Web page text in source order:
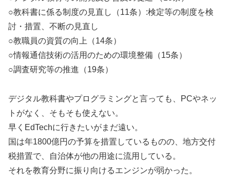
○教科書に係る制度の見直し（11条）:検定等の制度を検
討・措置、不断の見直し
○教職員の資質の向上（14条）
○情報通信技術の活用のための環境整備（15条）
○調査研究等の推進（19条）
デジタル教科書やプログラミングと言っても、PCやネッ
トがなく、そもそも使えない。
早くEdTechに行きたいがまだ遠い。
国は年1800億円の予算を措置しているものの、地方交付
税措置で、自治体が他の用途に流用している。
それを教育分野に振り向けるエンジンが弱かった。